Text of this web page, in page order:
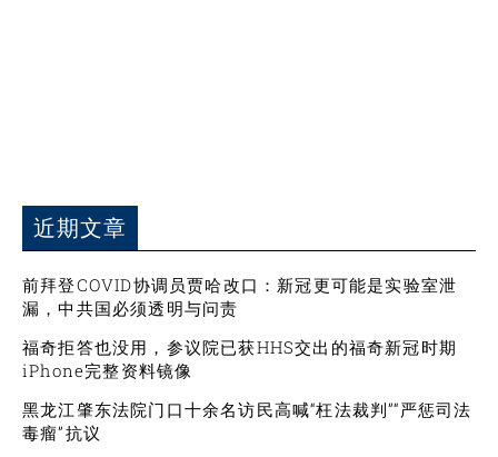
近期文章
前拜登COVID协调员贾哈改口：新冠更可能是实验室泄
漏，中共国必须透明与问责
福奇拒答也没用，参议院已获HHS交出的福奇新冠时期
iPhone完整资料镜像
黑龙江肇东法院门口十余名访民高喊“枉法裁判”“严惩司法
毒瘤”抗议